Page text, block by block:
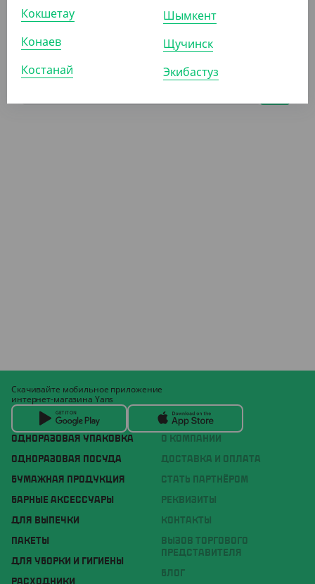
(2₸/ШТ)
Соль 1 г, пакетированный, 5000 шт/уп, Yan`s
КОР (5000)
ОДНОРАЗОВАЯ УПАКОВКА
ОДНОРАЗОВАЯ ПОСУДА
БУМАЖНАЯ ПРОДУКЦИЯ
БАРНЫЕ АКСЕССУАРЫ
ДЛЯ ВЫПЕЧКИ
ПАКЕТЫ
ДЛЯ УБОРКИ И ГИГИЕНЫ
РАСХОДНИКИ
О КОМПАНИИ
ДОСТАВКА И ОПЛАТА
СТАТЬ ПАРТНЁРОМ
РЕКВИЗИТЫ
КОНТАКТЫ
ВЫЗОВ ТОРГОВОГО
ПРЕДСТАВИТЕЛЯ
БЛОГ
Скачивайте мобильное приложение
интернет-магазина Yans
Кокшетау
Конаев
Костанай
Шымкент
Щучинск
Экибастуз